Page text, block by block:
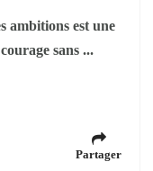
ambitions est une
sans ...
Partager